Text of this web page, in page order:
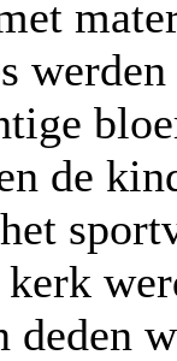
werden
de
deden